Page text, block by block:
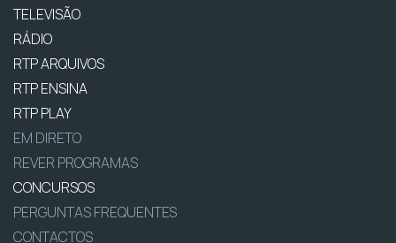
TELEVISÃO
RÁDIO
RTP ARQUIVOS
RTP ENSINA
RTP PLAY
EM DIRETO
REVER PROGRAMAS
CONCURSOS
PERGUNTAS FREQUENTES
CONTACTOS